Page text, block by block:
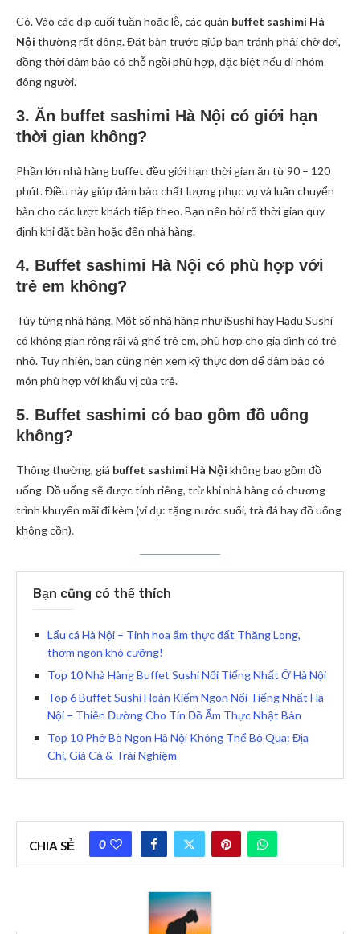
Có. Vào các dịp cuối tuần hoặc lễ, các quán buffet sashimi Hà
Nội thường rất đông. Đặt bàn trước giúp bạn tránh phải chờ đợi,
đồng thời đảm bảo có chỗ ngồi phù hợp, đặc biệt nếu đi nhóm
đông người.
3. Ăn buffet sashimi Hà Nội có giới hạn
thời gian không?
Phần lớn nhà hàng buffet đều giới hạn thời gian ăn từ 90 – 120
phút. Điều này giúp đảm bảo chất lượng phục vụ và luân chuyển
bàn cho các lượt khách tiếp theo. Bạn nên hỏi rõ thời gian quy
định khi đặt bàn hoặc đến nhà hàng.
4. Buffet sashimi Hà Nội có phù hợp với
trẻ em không?
Tùy từng nhà hàng. Một số nhà hàng như iSushi hay Hadu Sushi
có không gian rộng rãi và ghế trẻ em, phù hợp cho gia đình có trẻ
nhỏ. Tuy nhiên, bạn cũng nên xem kỹ thực đơn để đảm bảo có
món phù hợp với khẩu vị của trẻ.
5. Buffet sashimi có bao gồm đồ uống
không?
Thông thường, giá buffet sashimi Hà Nội không bao gồm đồ
uống. Đồ uống sẽ được tính riêng, trừ khi nhà hàng có chương
trình khuyến mãi đi kèm (ví dụ: tặng nước suối, trà đá hay đồ uống
không cồn).
Bạn cũng có thể thích
Lẩu cá Hà Nội – Tinh hoa ẩm thực đất Thăng Long,
thơm ngon khó cưỡng!
Top 10 Nhà Hàng Buffet Sushi Nổi Tiếng Nhất Ở Hà Nội
Top 6 Buffet Sushi Hoàn Kiếm Ngon Nổi Tiếng Nhất Hà
Nội – Thiên Đường Cho Tín Đồ Ẩm Thực Nhật Bản
Top 10 Phở Bò Ngon Hà Nội Không Thể Bỏ Qua: Địa
Chỉ, Giá Cả & Trải Nghiệm
CHIA SẺ 0